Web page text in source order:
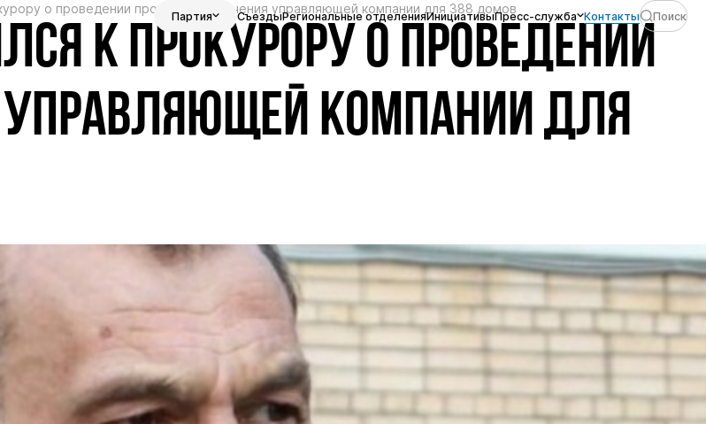
Партия СъездыРегиональные отделенияИнициативыПресс-служба Контакты Поиск
о проведении проверки назначения управляющей компании для 388 домов
К ПРОКУРОРУ О ПРОВЕДЕНИИ
УПРАВЛЯЮЩЕЙ КОМПАНИИ ДЛЯ